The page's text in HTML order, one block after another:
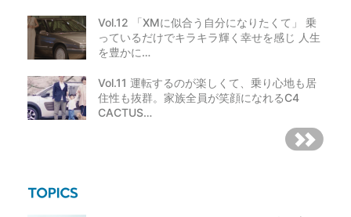
Vol.12 「XMに似合う自分になりたくて」 乗
っているだけでキラキラ輝く幸せを感じ 人生
を豊かに…
Vol.11 運転するのが楽しくて、乗り心地も居
住性も抜群。家族全員が笑顔になれるC4
CACTUS…